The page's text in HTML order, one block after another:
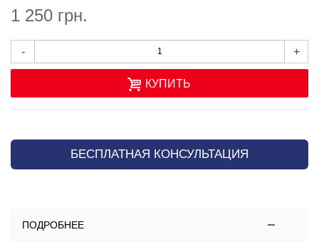
1 250 грн.
- +
КУПИТЬ
БЕСПЛАТНАЯ КОНСУЛЬТАЦИЯ
ПОДРОБНЕЕ